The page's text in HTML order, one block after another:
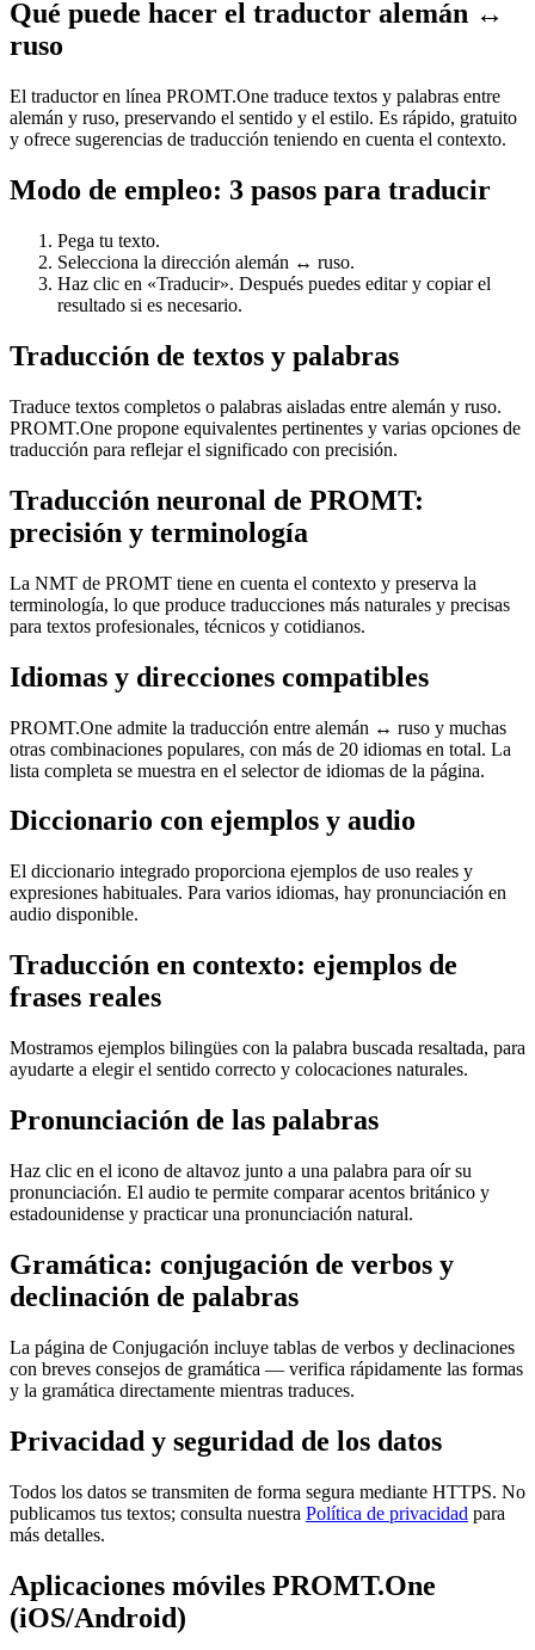
Qué puede hacer el traductor alemán ↔
ruso
El traductor en línea PROMT.One traduce textos y palabras entre
alemán y ruso, preservando el sentido y el estilo. Es rápido, gratuito
y ofrece sugerencias de traducción teniendo en cuenta el contexto.
Modo de empleo: 3 pasos para traducir
Pega tu texto.
Selecciona la dirección alemán ↔ ruso.
Haz clic en «Traducir». Después puedes editar y copiar el
resultado si es necesario.
Traducción de textos y palabras
Traduce textos completos o palabras aisladas entre alemán y ruso.
PROMT.One propone equivalentes pertinentes y varias opciones de
traducción para reflejar el significado con precisión.
Traducción neuronal de PROMT:
precisión y terminología
La NMT de PROMT tiene en cuenta el contexto y preserva la
terminología, lo que produce traducciones más naturales y precisas
para textos profesionales, técnicos y cotidianos.
Idiomas y direcciones compatibles
PROMT.One admite la traducción entre alemán ↔ ruso y muchas
otras combinaciones populares, con más de 20 idiomas en total. La
lista completa se muestra en el selector de idiomas de la página.
Diccionario con ejemplos y audio
El diccionario integrado proporciona ejemplos de uso reales y
expresiones habituales. Para varios idiomas, hay pronunciación en
audio disponible.
Traducción en contexto: ejemplos de
frases reales
Mostramos ejemplos bilingües con la palabra buscada resaltada, para
ayudarte a elegir el sentido correcto y colocaciones naturales.
Pronunciación de las palabras
Haz clic en el icono de altavoz junto a una palabra para oír su
pronunciación. El audio te permite comparar acentos británico y
estadounidense y practicar una pronunciación natural.
Gramática: conjugación de verbos y
declinación de palabras
La página de Conjugación incluye tablas de verbos y declinaciones
con breves consejos de gramática — verifica rápidamente las formas
y la gramática directamente mientras traduces.
Privacidad y seguridad de los datos
Todos los datos se transmiten de forma segura mediante HTTPS. No
publicamos tus textos; consulta nuestra Política de privacidad para
más detalles.
Aplicaciones móviles PROMT.One
(iOS/Android)